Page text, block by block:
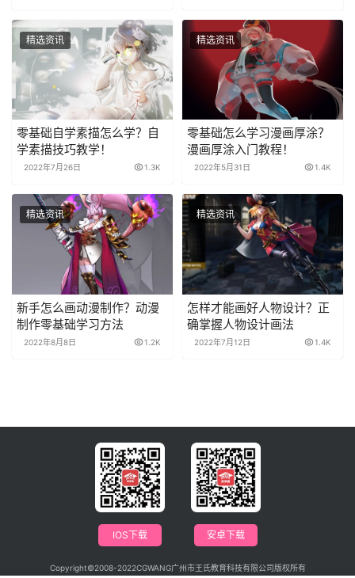
精选资讯
零基础自学素描怎么学？自
学素描技巧教学！
2022年7月26日 1.3K
精选资讯
零基础怎么学习漫画厚涂？
漫画厚涂入门教程！
2022年5月31日 1.4K
精选资讯
新手怎么画动漫制作？动漫
制作零基础学习方法
2022年8月8日 1.2K
精选资讯
怎样才能画好人物设计？正
确掌握人物设计画法
2022年7月12日 1.4K
IOS下载 安卓下载
Copyright©2008-2022CGWANG广州市王氏教育科技有限公司版权所有